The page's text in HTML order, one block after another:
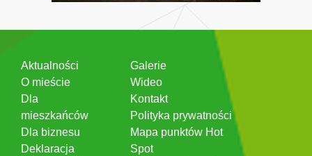
Aktualności
O mieście
Dla
mieszkańców
Dla biznesu
Deklaracja
Galerie
Wideo
Kontakt
Polityka prywatności
Mapa punktów Hot
Spot